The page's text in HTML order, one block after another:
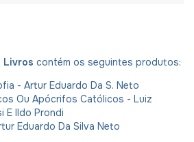
Livros contém os seguintes produtos:
- Artur Eduardo Da S. Neto
Ou Apócrifos Católicos - Luiz
E Ildo Prondi
Eduardo Da Silva Neto